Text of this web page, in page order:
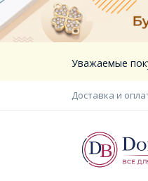
Уважаемые
Доставка и